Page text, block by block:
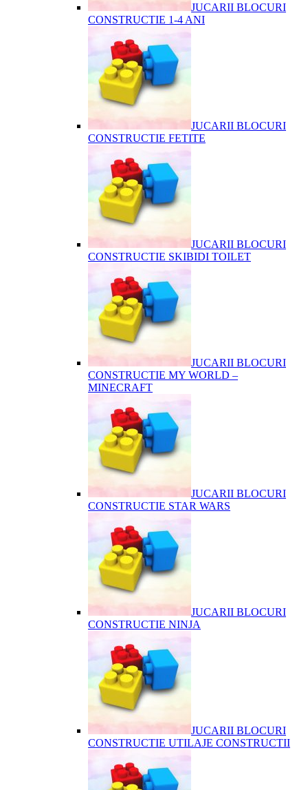
JUCARII BLOCURI
CONSTRUCTIE 1-4 ANI
JUCARII BLOCURI
CONSTRUCTIE FETITE
JUCARII BLOCURI
CONSTRUCTIE SKIBIDI TOILET
JUCARII BLOCURI
CONSTRUCTIE MY WORLD –
MINECRAFT
JUCARII BLOCURI
CONSTRUCTIE STAR WARS
JUCARII BLOCURI
CONSTRUCTIE NINJA
JUCARII BLOCURI
CONSTRUCTIE UTILAJE CONSTRUCTII